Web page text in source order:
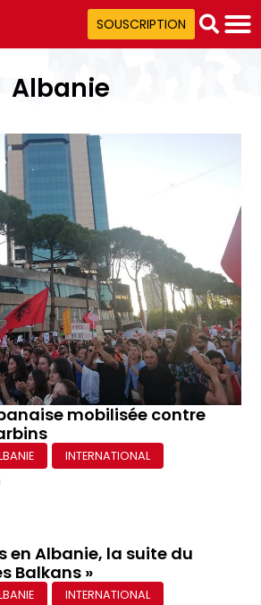
SOUSCRIPTION
Albanie
mobilisée contre
INTERNATIONAL
en Albanie, la suite du
Balkans »
INTERNATIONAL